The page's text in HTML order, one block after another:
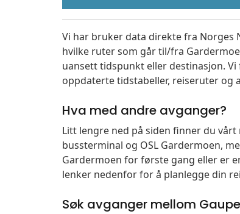
Vi har bruker data direkte fra Norges
hvilke ruter som går til/fra
uansett tidspunkt eller destinasjon.
oppdaterte tidstabeller, reiseruter og
Hva med andre avganger?
Litt lengre ned på siden finner du
bussterminal og OSL Gardermoen,
Gardermoen for første gang eller er
lenker nedenfor for å planlegge din
Søk avganger mellom